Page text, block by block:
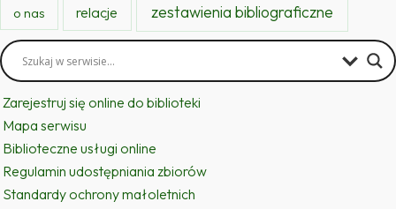
o nas relacje zestawienia bibliograficzne
Zarejestruj się online do biblioteki
Mapa serwisu
Biblioteczne usługi online
Regulamin udostępniania zbiorów
Standardy ochrony małoletnich